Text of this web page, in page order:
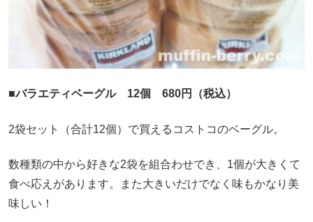
■バラエティベーグル 12個 680円（税込）
2袋セット（合計12個）で買えるコストコのベーグル。
数種類の中から好きな2袋を組合わせでき、1個が大きくて
食べ応えがあります。また大きいだけでなく味もかなり美
味しい！